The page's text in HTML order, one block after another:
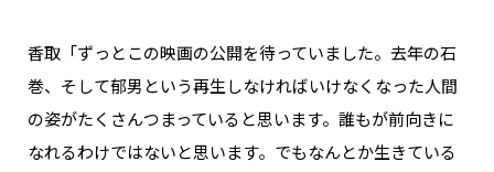
香取「ずっとこの映画の公開を待っていました。去年の石
巻、そして郁男という再生しなければいけなくなった人間
の姿がたくさんつまっていると思います。誰もが前向きに
なれるわけではないと思います。でもなんとか生きている